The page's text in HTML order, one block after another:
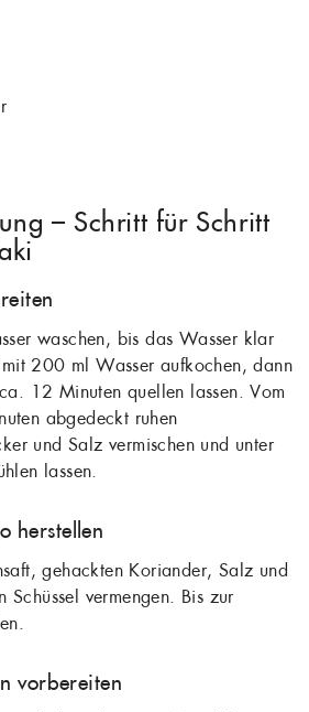
– Schritt für Schritt
waschen, bis das Wasser klar
200 ml Wasser aufkochen, dann
12 Minuten quellen lassen. Vom
abgedeckt ruhen
und Salz vermischen und unter
lassen.
herstellen
gehackten Koriander, Salz und
Schüssel vermengen. Bis zur
vorbereiten